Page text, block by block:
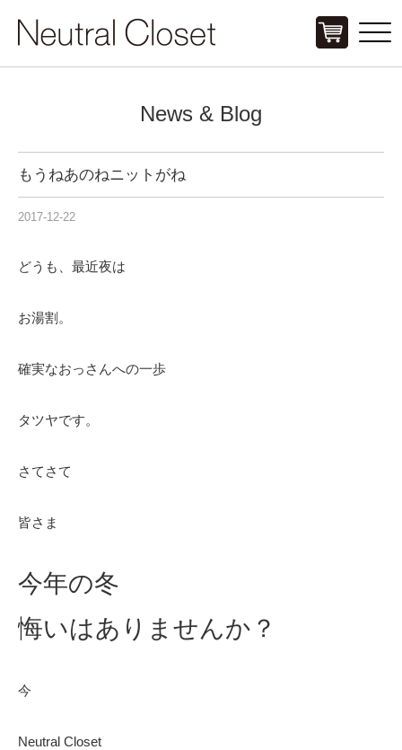
Click
News & Blog
もうねあのねニットがね
2017-12-22
どうも、最近夜は
お湯割。
確実なおっさんへの一歩
タツヤです。
さてさて
皆さま
今年の冬
悔いはありませんか？
今
Neutral Closet